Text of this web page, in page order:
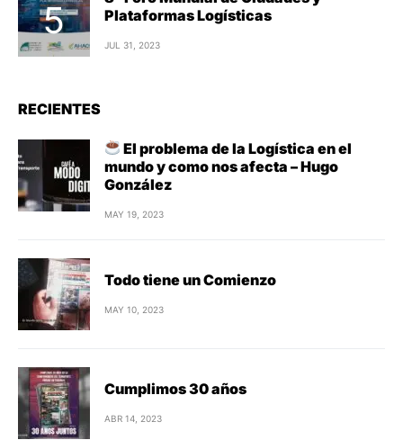
Plataformas Logísticas
JUL 31, 2023
RECIENTES
El problema de la Logística en el
mundo y como nos afecta – Hugo
González
MAY 19, 2023
Todo tiene un Comienzo
MAY 10, 2023
Cumplimos 30 años
ABR 14, 2023